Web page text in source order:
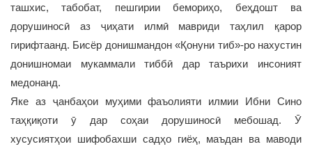
ташхис, табобат, пешгирии бемориҳо, беҳдошт ва
дорушиносӣ аз ҷиҳати илмӣ мавриди таҳлил қарор
гирифтаанд. Бисёр донишмандон «Қонуни тиб»-ро нахустин
донишномаи мукаммали тиббӣ дар таърихи инсоният
медонанд.
Яке аз ҷанбаҳои муҳими фаъолияти илмии Ибни Сино
таҳқиқоти ӯ дар соҳаи дорушиносӣ мебошад. Ӯ
хусусиятҳои шифобахши садҳо гиёҳ, маъдан ва маводи